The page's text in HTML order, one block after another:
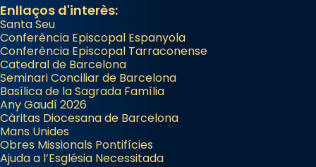
Enllaços d'interès:
Santa Seu
Conferència Episcopal Espanyola
Conferència Episcopal Tarraconense
Catedral de Barcelona
Seminari Conciliar de Barcelona
Basílica de la Sagrada Família
Any Gaudí 2026
Càritas Diocesana de Barcelona
Mans Unides
Obres Missionals Pontifícies
Ajuda a l’Església Necessitada